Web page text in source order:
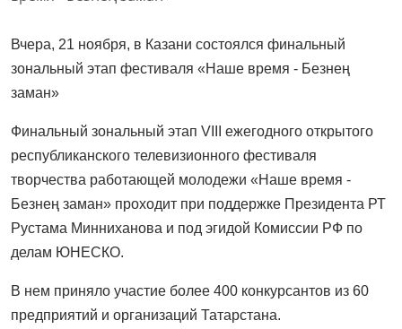
Вчера, 21 ноября, в Казани состоялся финальный
зональный этап фестиваля «Наше время - Безнең
заман»
Финальный зональный этап VIII ежегодного открытого
республиканского телевизионного фестиваля
творчества работающей молодежи «Наше время -
Безнең заман» проходит при поддержке Президента РТ
Рустама Минниханова и под эгидой Комиссии РФ по
делам ЮНЕСКО.
В нем приняло участие более 400 конкурсантов из 60
предприятий и организаций Татарстана.